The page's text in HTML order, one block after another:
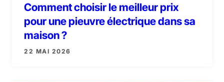
Comment choisir le meilleur prix
pour une pieuvre électrique dans sa
maison ?
22 MAI 2026